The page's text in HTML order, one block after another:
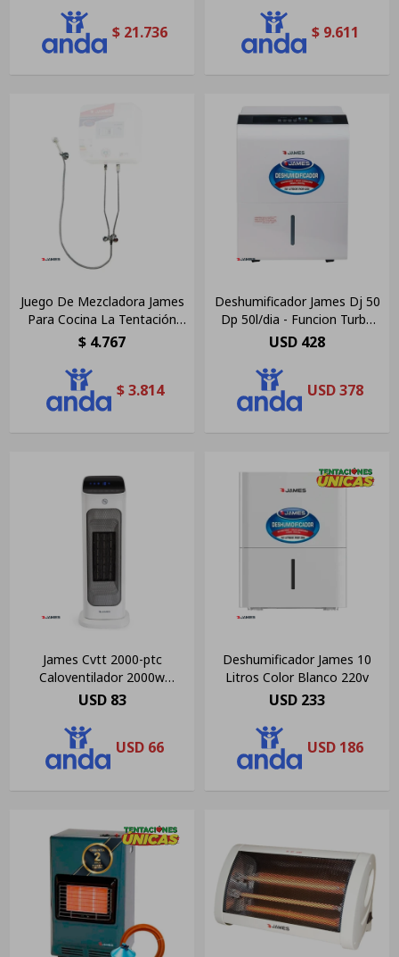
$ 21.736 $ 9.611
Juego De Mezcladora James
Para Cocina La Tentación
Color Plateado
$ 4.767
$ 3.814
Deshumificador James Dj 50
Dp 50l/dia - Funcion Turbo
Color Blanco
USD 428
USD 378
James Cvtt 2000-ptc
Caloventilador 2000w
Control Remoto
USD 83
USD 66
Deshumificador James 10
Litros Color Blanco 220v
USD 233
USD 186